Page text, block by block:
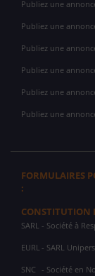
Publiez une
Publiez une
Publiez une
Publiez une
Publiez une
Publiez une
FORMULAIRES
:
CONSTITUTION
SARL - Société à
EURL - SARL
SNC - Société en